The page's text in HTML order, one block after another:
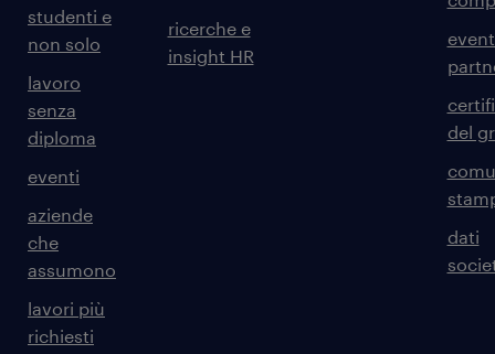
studenti e
non solo
lavoro
senza
diploma
eventi
aziende
che
assumono
lavori più
richiesti
ricerche e
insight HR
del
dati